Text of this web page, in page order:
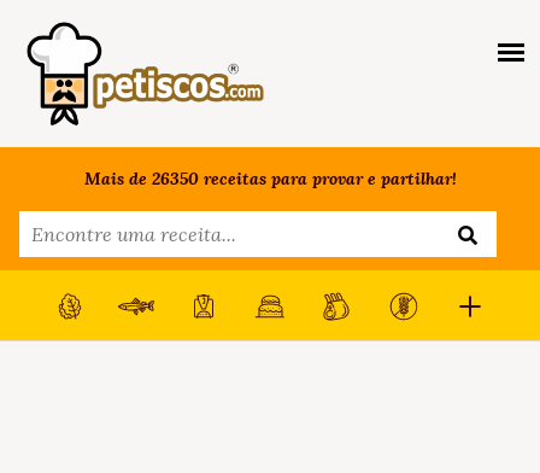
Mais de 26350 receitas para provar e partilhar!